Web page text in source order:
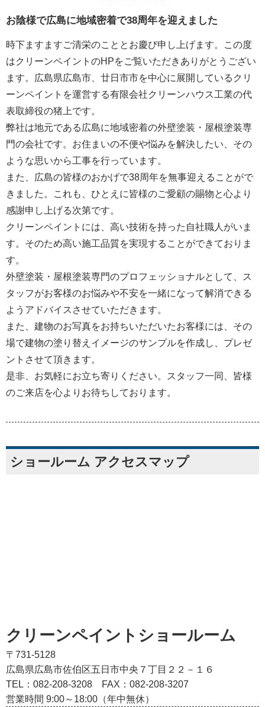
お陰様で広島に地域密着で38周年を迎えました
時下ますますご清栄のこととお慶び申し上げます。この度
はクリーンペイントのHPをご覧いただきありがとうござい
ます。広島県広島市、廿日市市を中心に展開しているクリ
ーンペイントを運営する有限会社クリーンハウス工業の代
表取締役の猪上です。
弊社は地元である広島に地域密着の外壁塗装・屋根塗装専
門の会社です。お住まいの不便や悩みを解決したい、その
ような思いから工事を行っています。
また、広島の皆様のおかげで38周年を無事迎えることがで
きました。これも、ひとえに皆様のご愛顧の賜物と心より
感謝申し上げる次第です。
クリーンペイントには、高い技術を持った自社職人がいま
す。そのため高い施工品質を実現することができておりま
す。
外壁塗装・屋根塗装専門のプロフェッショナルとして、ス
タッフがお客様のお悩みや不安を一緒になって解消できる
ようアドバイスさせていただきます。
また、建物のお写真をお持ちいただいたお客様には、その
場で建物の塗り替えイメージのサンプルを作成し、プレゼ
ントさせて頂きます。
是非、お気軽にお立ち寄りください。スタッフ一同、皆様
のご来店を心よりお待ちしております。
ショールーム アクセスマップ
クリーンペイントショールーム
〒731-5128
広島県広島市佐伯区五日市中央７丁目２２－１６
TEL：082‐208‐3208
FAX：082-208-3207
営業時間 9:00～18:00（年中無休）